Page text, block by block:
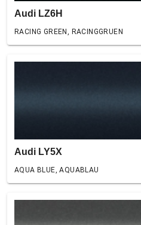
Audi LZ6H
RACING GREEN, RACINGGRUEN
Audi LY5X
AQUA BLUE, AQUABLAU